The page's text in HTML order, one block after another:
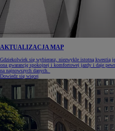
AKTUALIZACJA MAP
Gdziekolwiek się wybierasz, niezwykle istotną kwestią
ona gwarancję spokojnej i komfortowej jazdy i daje
na najnowszych danych.
Dowiedz się więcej